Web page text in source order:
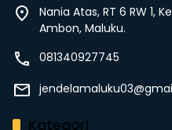
Nania Atas, RT 6 RW 1,
Ambon, Maluku.
081340927745
Kategori